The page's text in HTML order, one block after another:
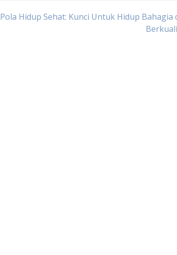
Pola Hidup Sehat: Kunci Untuk Hidup Bahagia